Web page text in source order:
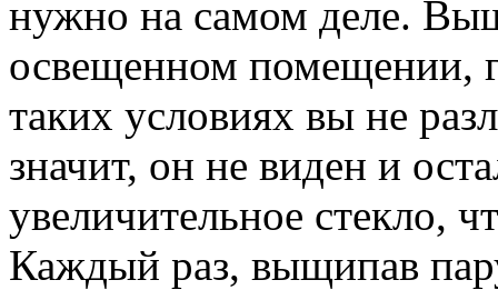
нужно на самом деле.
освещенном помещении,
таких условиях вы не
значит, он не виден и
увеличительное стекло,
Каждый раз, выщипав